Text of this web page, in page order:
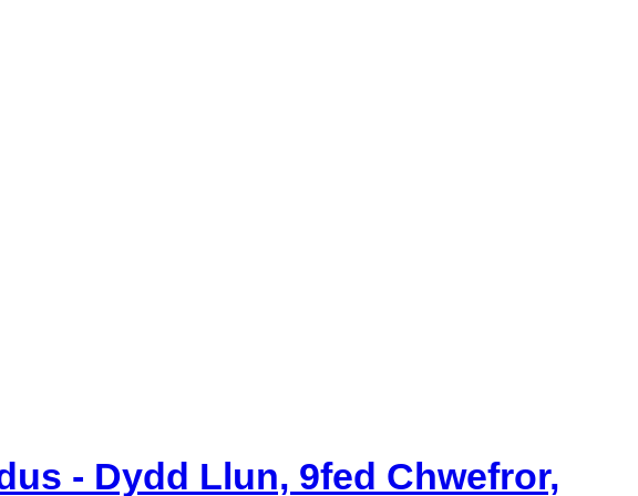
- Dydd Llun, 9fed Chwefror,